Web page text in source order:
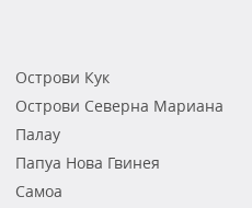
Острови Кук
Острови Северна Мариана
Палау
Папуа Нова Гвинея
Самоа